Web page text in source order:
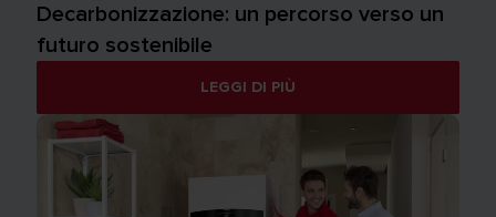
Decarbonizzazione: un percorso verso un
futuro sostenibile
LEGGI DI PIÙ